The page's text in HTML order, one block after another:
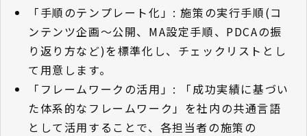
「手順のテンプレート化」: 施策の実行手順(コ
ンテンツ企画〜公開、MA設定手順、PDCAの振
り返り方など)を標準化し、チェックリストとし
て用意します。
「フレームワークの活用」: 「成功実績に基づい
た体系的なフレームワーク」を社内の共通言語
として活用することで、各担当者の施策の